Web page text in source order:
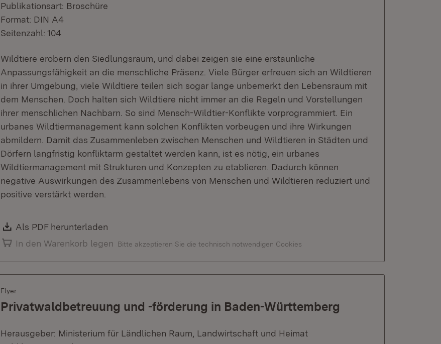
Publikationsart: Broschüre
Format: DIN A4
Seitenzahl: 104
Wildtiere erobern den Siedlungsraum, und dabei zeigen sie eine erstaunliche
Anpassungsfähigkeit an die menschliche Präsenz. Viele Bürger erfreuen sich an Wildtieren
in ihrer Umgebung, viele Wildtiere teilen sich sogar lange unbemerkt den Lebensraum mit
dem Menschen. Doch halten sich Wildtiere nicht immer an die Regeln und Vorstellungen
ihrer menschlichen Nachbarn. So sind Mensch-Wildtier-Konflikte vorprogrammiert. Ein
urbanes Wildtiermanagement kann solchen Konflikten vorbeugen und ihre Wirkungen
abmildern. Damit das Zusammenleben zwischen Menschen und Wildtieren in Städten und
Dörfern langfristig konfliktarm gestaltet werden kann, ist es nötig, ein urbanes
Wildtiermanagement mit Strukturen und Konzepten zu etablieren. Dadurch können
negative Auswirkungen des Zusammenlebens von Menschen und Wildtieren reduziert und
positive verstärkt werden.
Download:
Als PDF herunterladen
In den Warenkorb legen
Bitte akzeptieren Sie die technisch notwendigen Cookies
Flyer
Privatwaldbetreuung und -förderung in Baden-Württemberg
Herausgeber: Ministerium für Ländlichen Raum, Landwirtschaft und Heimat